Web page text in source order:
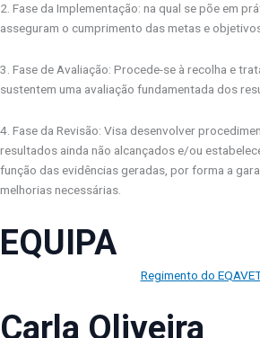
2. Fase da Implementação: na qual se põe em
asseguram o cumprimento das metas e
3. Fase de Avaliação: Procede-se à recolha e
sustentem uma avaliação fundamentada dos
4. Fase da Revisão: Visa desenvolver
resultados ainda não alcançados e/ou
função das evidências geradas, por forma a
melhorias necessárias.
EQUIPA
Regimento do
Carla Oliveira